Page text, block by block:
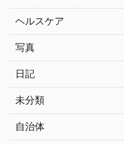
ヘルスケア
写真
日記
未分類
自治体